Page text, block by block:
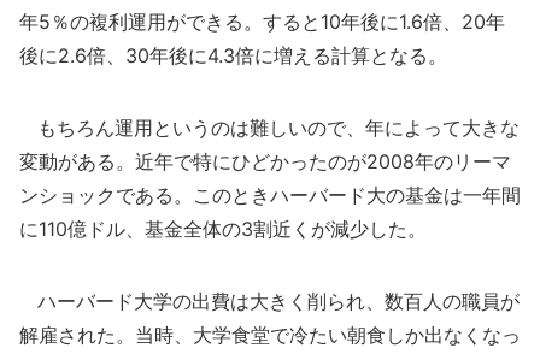
年5％の複利運用ができる。すると10年後に1.6倍、20年
後に2.6倍、30年後に4.3倍に増える計算となる。
もちろん運用というのは難しいので、年によって大きな
変動がある。近年で特にひどかったのが2008年のリーマ
ンショックである。このときハーバード大の基金は一年間
に110億ドル、基金全体の3割近くが減少した。
ハーバード大学の出費は大きく削られ、数百人の職員が
解雇された。当時、大学食堂で冷たい朝食しか出なくなっ